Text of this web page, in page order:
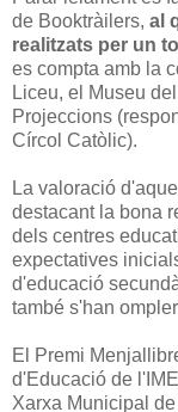
de Booktràilers, al
realitzats per un
es compta amb la
Liceu, el Museu
Projeccions
Círcol Catòlic).
La valoració
destacant la bona
dels centres
expectatives
d'educació
també s'han
El Premi
d'Educació de
Xarxa Municipal